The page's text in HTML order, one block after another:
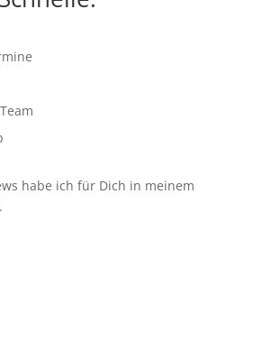
habe ich für Dich in meinem
.